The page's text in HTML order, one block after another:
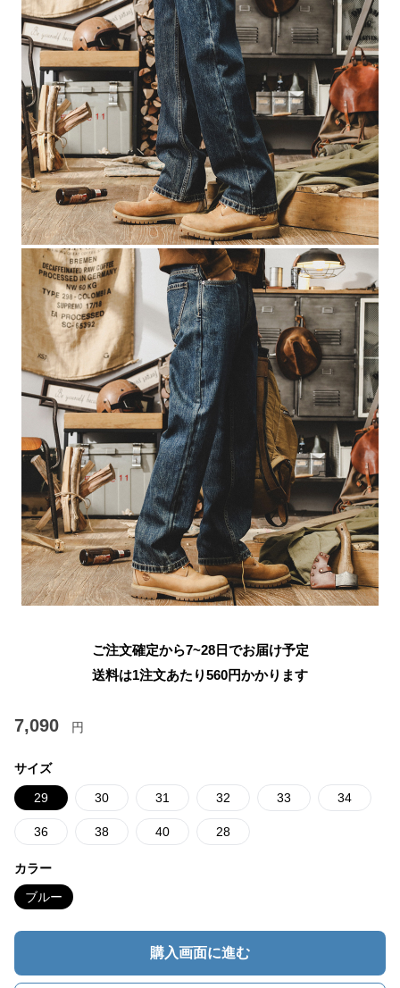
ご注文確定から7~28日でお届け予定
送料は1注文あたり560円かかります
7,090 円
サイズ
29 30 31 32 33 34
36 38 40 28
カラー
ブルー
購入画面に進む